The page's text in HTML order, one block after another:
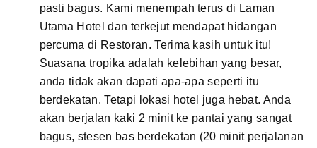
pasti bagus. Kami menempah terus di Laman
Utama Hotel dan terkejut mendapat hidangan
percuma di Restoran. Terima kasih untuk itu!
Suasana tropika adalah kelebihan yang besar,
anda tidak akan dapati apa-apa seperti itu
berdekatan. Tetapi lokasi hotel juga hebat. Anda
akan berjalan kaki 2 minit ke pantai yang sangat
bagus, stesen bas berdekatan (20 minit perjalanan